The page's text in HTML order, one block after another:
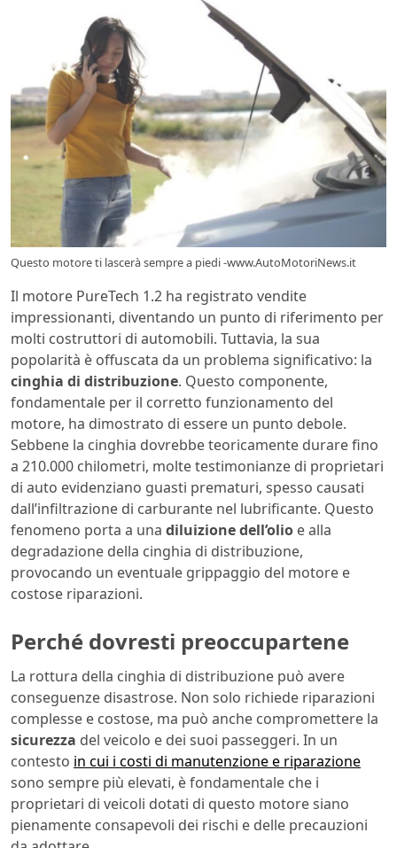
Questo motore ti lascerà sempre a piedi -www.AutoMotoriNews.it
Il motore PureTech 1.2 ha registrato vendite
impressionanti, diventando un punto di riferimento per
molti costruttori di automobili. Tuttavia, la sua
popolarità è offuscata da un problema significativo: la
cinghia di distribuzione. Questo componente,
fondamentale per il corretto funzionamento del
motore, ha dimostrato di essere un punto debole.
Sebbene la cinghia dovrebbe teoricamente durare fino
a 210.000 chilometri, molte testimonianze di proprietari
di auto evidenziano guasti prematuri, spesso causati
dall’infiltrazione di carburante nel lubrificante. Questo
fenomeno porta a una diluizione dell’olio e alla
degradazione della cinghia di distribuzione,
provocando un eventuale grippaggio del motore e
costose riparazioni.
Perché dovresti preoccupartene
La rottura della cinghia di distribuzione può avere
conseguenze disastrose. Non solo richiede riparazioni
complesse e costose, ma può anche compromettere la
sicurezza del veicolo e dei suoi passeggeri. In un
contesto in cui i costi di manutenzione e riparazione
sono sempre più elevati, è fondamentale che i
proprietari di veicoli dotati di questo motore siano
pienamente consapevoli dei rischi e delle precauzioni